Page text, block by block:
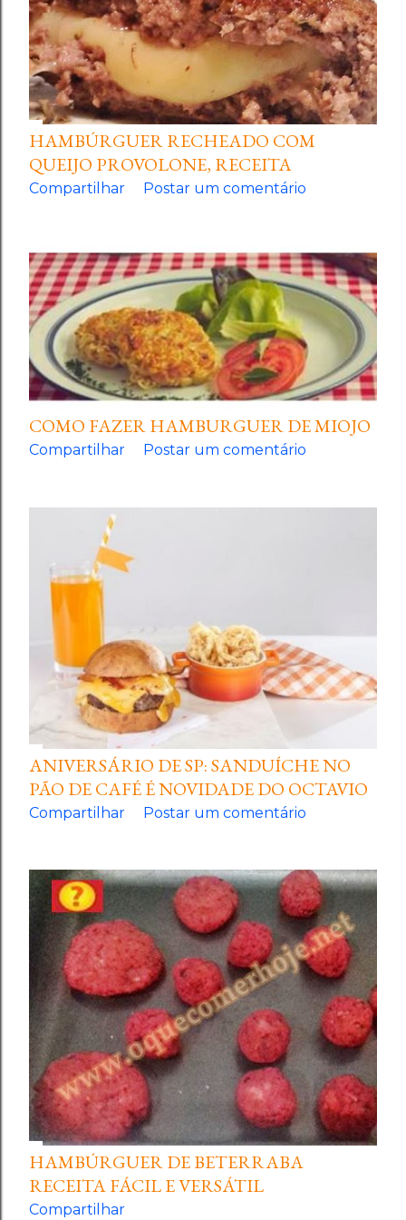
HAMBÚRGUER RECHEADO COM
QUEIJO PROVOLONE, RECEITA
Compartilhar Postar um comentário
COMO FAZER HAMBURGUER DE MIOJO
Compartilhar Postar um comentário
ANIVERSÁRIO DE SP: SANDUÍCHE NO
PÃO DE CAFÉ É NOVIDADE DO OCTAVIO
Compartilhar Postar um comentário
HAMBÚRGUER DE BETERRABA
RECEITA FÁCIL E VERSÁTIL
Compartilhar